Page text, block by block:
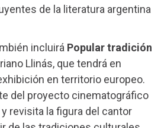
de la literatura argentina
incluirá Popular tradición
Llinás, que tendrá en
en territorio europeo.
del proyecto cinematográfico
revisita la figura del cantor